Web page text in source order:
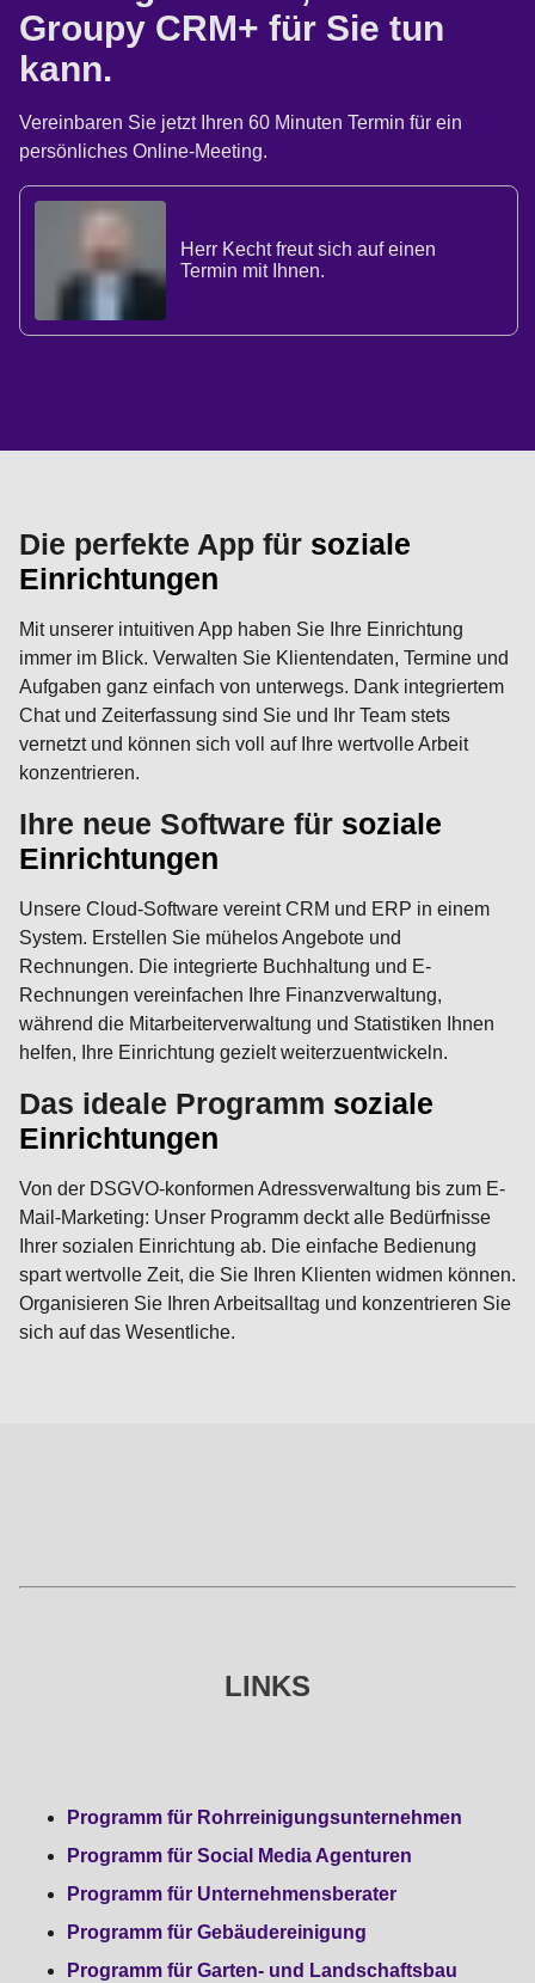
Groupy CRM+ für Sie tun
kann.
Vereinbaren Sie jetzt Ihren 60 Minuten Termin für ein
persönliches Online-Meeting.
Herr Kecht freut sich auf einen
Termin mit Ihnen.
Die perfekte App für soziale
Einrichtungen
Mit unserer intuitiven App haben Sie Ihre Einrichtung
immer im Blick. Verwalten Sie Klientendaten, Termine und
Aufgaben ganz einfach von unterwegs. Dank integriertem
Chat und Zeiterfassung sind Sie und Ihr Team stets
vernetzt und können sich voll auf Ihre wertvolle Arbeit
konzentrieren.
Ihre neue Software für soziale
Einrichtungen
Unsere Cloud-Software vereint CRM und ERP in einem
System. Erstellen Sie mühelos Angebote und
Rechnungen. Die integrierte Buchhaltung und E-
Rechnungen vereinfachen Ihre Finanzverwaltung,
während die Mitarbeiterverwaltung und Statistiken Ihnen
helfen, Ihre Einrichtung gezielt weiterzuentwickeln.
Das ideale Programm soziale
Einrichtungen
Von der DSGVO-konformen Adressverwaltung bis zum E-
Mail-Marketing: Unser Programm deckt alle Bedürfnisse
Ihrer sozialen Einrichtung ab. Die einfache Bedienung
spart wertvolle Zeit, die Sie Ihren Klienten widmen können.
Organisieren Sie Ihren Arbeitsalltag und konzentrieren Sie
sich auf das Wesentliche.
LINKS
Programm für Rohrreinigungsunternehmen
Programm für Social Media Agenturen
Programm für Unternehmensberater
Programm für Gebäudereinigung
Programm für Garten- und Landschaftsbau